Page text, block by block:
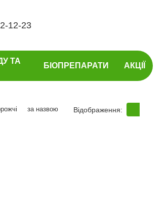
12-23
ТА
БІОПРЕПАРАТИ АКЦІЇ
за назвою Відображення: